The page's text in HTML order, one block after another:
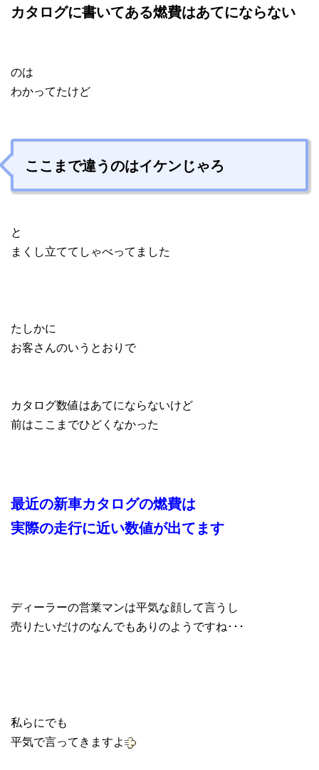
カタログに書いてある燃費はあてにならない
のは
わかってたけど
ここまで違うのはイケンじゃろ
と
まくし立ててしゃべってました
たしかに
お客さんのいうとおりで
カタログ数値はあてにならないけど
前はここまでひどくなかった
最近の新車カタログの燃費は
実際の走行に近い数値が出てます
ディーラーの営業マンは平気な顔して言うし
売りたいだけのなんでもありのようですね･･･
私らにでも
平気で言ってきますよ